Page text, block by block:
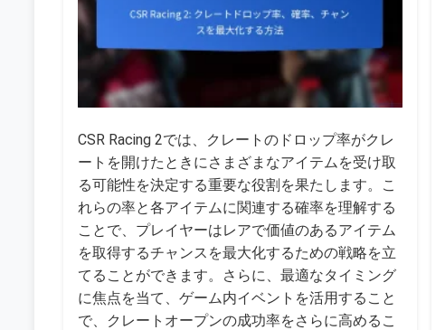
CSR Racing 2では、クレートのドロップ率がクレ
ートを開けたときにさまざまなアイテムを受け取
る可能性を決定する重要な役割を果たします。こ
れらの率と各アイテムに関連する確率を理解する
ことで、プレイヤーはレアで価値のあるアイテム
を取得するチャンスを最大化するための戦略を立
てることができます。さらに、最適なタイミング
に焦点を当て、ゲーム内イベントを活用すること
で、クレートオープンの成功率をさらに高めるこ